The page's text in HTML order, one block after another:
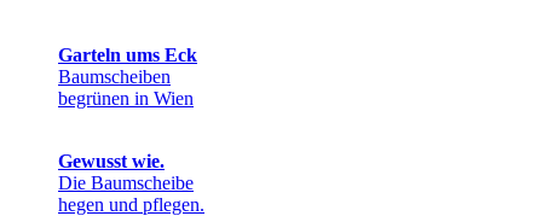
Garteln ums Eck
Baumscheiben
begrünen in Wien
Gewusst wie.
Die Baumscheibe
hegen und pflegen.